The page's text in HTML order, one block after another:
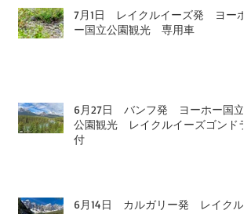
7月1日 レイクルイーズ発 ヨーホ
ー国立公園観光 専用車
6月27日 バンフ発 ヨーホー国立
公園観光 レイクルイーズゴンドラ
付
6月14日 カルガリー発 レイクル